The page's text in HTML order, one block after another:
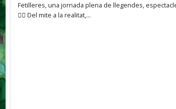
Fetilleres, una jornada plena de llegendes,
🧙‍♀️ Del mite a la realitat,...